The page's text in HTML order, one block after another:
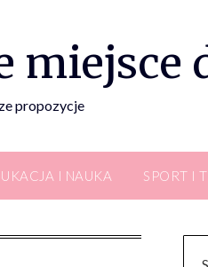
miejsce
propozycje
I NAUKA SPORT I